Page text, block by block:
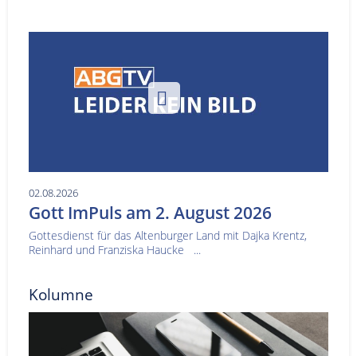
02.08.2026
Gott ImPuls am 2. August 2026
Gottesdienst für das Altenburger Land mit Dajka Krentz,
Reinhard und Franziska Haucke ...
Kolumne